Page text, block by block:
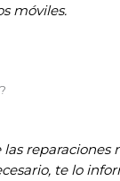
móviles.
las reparaciones
te lo